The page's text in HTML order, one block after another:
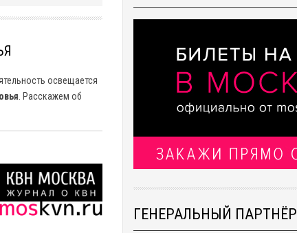
освещается
Расскажем об
ГЕНЕРАЛЬНЫЙ ПАРТНЁР